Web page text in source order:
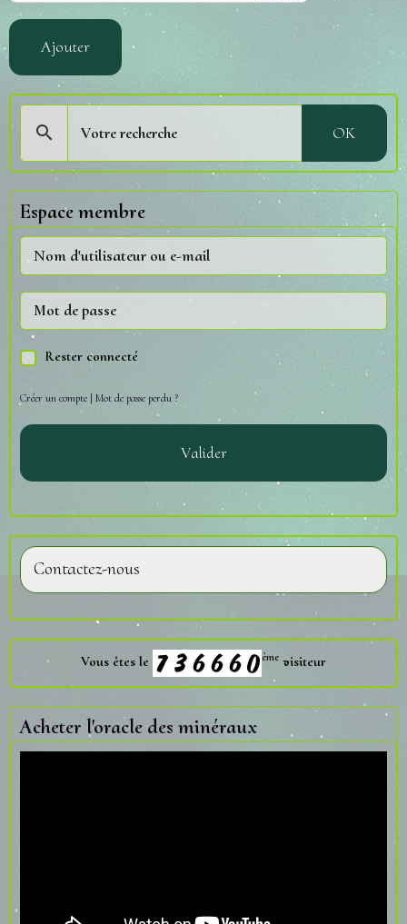
Ajouter
OK
Espace membre
Rester connecté
Créer un compte | Mot de passe perdu ?
Valider
Contactez-nous
Vous êtes le ème visiteur
Acheter l'oracle des minéraux